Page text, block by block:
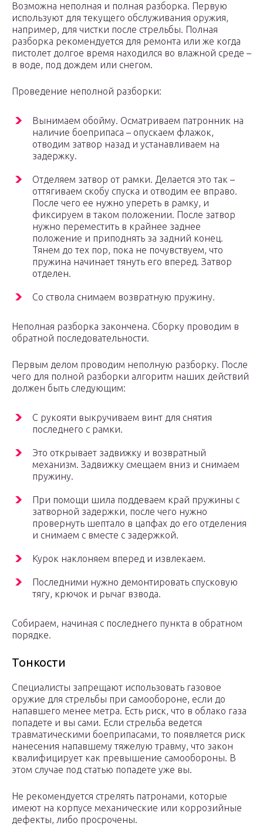
Возможна неполная и полная разборка. Первую
используют для текущего обслуживания оружия,
например, для чистки после стрельбы. Полная
разборка рекомендуется для ремонта или же когда
пистолет долгое время находился во влажной среде –
в воде, под дождем или снегом.
Проведение неполной разборки:
Вынимаем обойму. Осматриваем патронник на
наличие боеприпаса – опускаем флажок,
отводим затвор назад и устанавливаем на
задержку.
Отделяем затвор от рамки. Делается это так –
оттягиваем скобу спуска и отводим ее вправо.
После чего ее нужно упереть в рамку, и
фиксируем в таком положении. После затвор
нужно переместить в крайнее заднее
положение и приподнять за задний конец.
Тянем до тех пор, пока не почувствуем, что
пружина начинает тянуть его вперед. Затвор
отделен.
Со ствола снимаем возвратную пружину.
Неполная разборка закончена. Сборку проводим в
обратной последовательности.
Первым делом проводим неполную разборку. После
чего для полной разборки алгоритм наших действий
должен быть следующим:
С рукояти выкручиваем винт для снятия
последнего с рамки.
Это открывает задвижку и возвратный
механизм. Задвижку смещаем вниз и снимаем
пружину.
При помощи шила поддеваем край пружины с
затворной задержки, после чего нужно
провернуть шептало в цапфах до его отделения
и снимаем с вместе с задержкой.
Курок наклоняем вперед и извлекаем.
Последними нужно демонтировать спусковую
тягу, крючок и рычаг взвода.
Собираем, начиная с последнего пункта в обратном
порядке.
Тонкости
Специалисты запрещают использовать газовое
оружие для стрельбы при самообороне, если до
напавшего менее метра. Есть риск, что в облако газа
попадете и вы сами. Если стрельба ведется
травматическими боеприпасами, то появляется риск
нанесения напавшему тяжелую травму, что закон
квалифицирует как превышение самообороны. В
этом случае под статью попадете уже вы.
Не рекомендуется стрелять патронами, которые
имеют на корпусе механические или коррозийные
дефекты, либо просрочены.